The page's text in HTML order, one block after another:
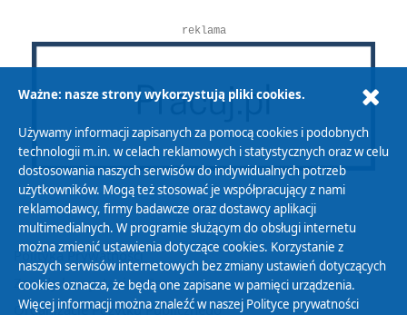
reklama
Polityka Prywatności
Zasady korzystania z Serwisu
Organizacje Pożytku Publicznego
Ważne: nasze strony wykorzystują pliki cookies.
Używamy informacji zapisanych za pomocą cookies i podobnych
technologii m.in. w celach reklamowych i statystycznych oraz w celu
dostosowania naszych serwisów do indywidualnych potrzeb
użytkowników. Mogą też stosować je współpracujący z nami
reklamodawcy, firmy badawcze oraz dostawcy aplikacji
multimedialnych. W programie służącym do obsługi internetu
można zmienić ustawienia dotyczące cookies. Korzystanie z
naszych serwisów internetowych bez zmiany ustawień dotyczących
cookies oznacza, że będą one zapisane w pamięci urządzenia.
Więcej informacji można znaleźć w naszej Polityce prywatności